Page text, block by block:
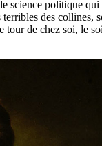
politique
des
de chez soi, le